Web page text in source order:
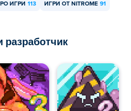
ИГРИ 113 ИГРИ ОТ NITROME 91
разработчик